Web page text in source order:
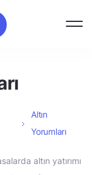
Altın
Yorumları
altın yatırımı